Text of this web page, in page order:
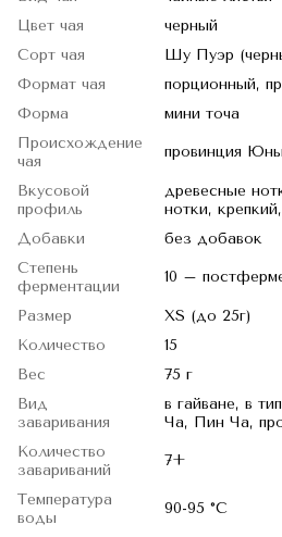
Цвет чая
черный
Сорт чая
Шу Пуэр
Формат чая
порционный,
Форма
мини точа
Происхождение
чая
провинция
Вкусовой
профиль
древесные
нотки,
Добавки
без добавок
Степень
ферментации
10 –
Размер
XS (до 25г)
Количество
15
Вес
75 г
Вид
заваривания
в гайване, в
Ча, Пин Ча,
Количество
завариваний
7+
Температура
воды
90-95 °C